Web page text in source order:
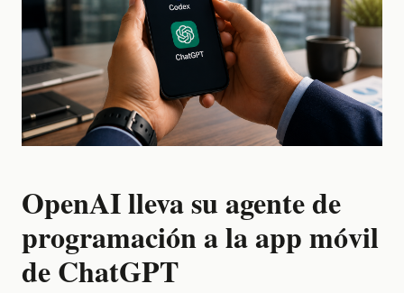
OpenAI lleva su agente de
programación a la app móvil
de ChatGPT